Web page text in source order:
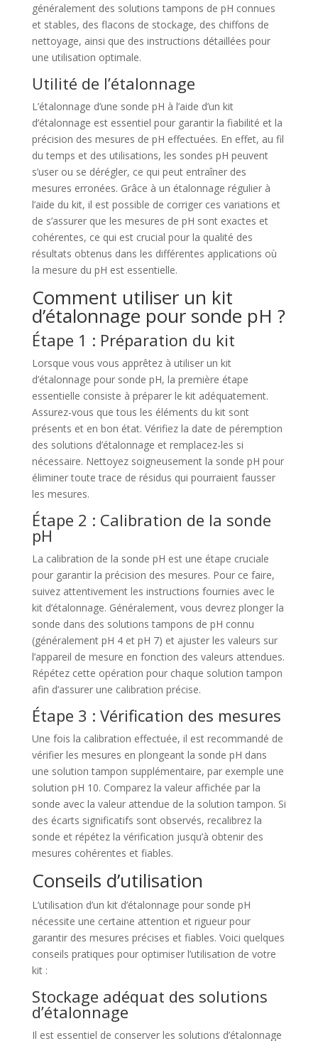
généralement des solutions tampons de pH connues
et stables, des flacons de stockage, des chiffons de
nettoyage, ainsi que des instructions détaillées pour
une utilisation optimale.
Utilité de l’étalonnage
L’étalonnage d’une sonde pH à l’aide d’un kit
d’étalonnage est essentiel pour garantir la fiabilité et la
précision des mesures de pH effectuées. En effet, au fil
du temps et des utilisations, les sondes pH peuvent
s’user ou se dérégler, ce qui peut entraîner des
mesures erronées. Grâce à un étalonnage régulier à
l’aide du kit, il est possible de corriger ces variations et
de s’assurer que les mesures de pH sont exactes et
cohérentes, ce qui est crucial pour la qualité des
résultats obtenus dans les différentes applications où
la mesure du pH est essentielle.
Comment utiliser un kit
d’étalonnage pour sonde pH ?
Étape 1 : Préparation du kit
Lorsque vous vous apprêtez à utiliser un kit
d’étalonnage pour sonde pH, la première étape
essentielle consiste à préparer le kit adéquatement.
Assurez-vous que tous les éléments du kit sont
présents et en bon état. Vérifiez la date de péremption
des solutions d’étalonnage et remplacez-les si
nécessaire. Nettoyez soigneusement la sonde pH pour
éliminer toute trace de résidus qui pourraient fausser
les mesures.
Étape 2 : Calibration de la sonde
pH
La calibration de la sonde pH est une étape cruciale
pour garantir la précision des mesures. Pour ce faire,
suivez attentivement les instructions fournies avec le
kit d’étalonnage. Généralement, vous devrez plonger la
sonde dans des solutions tampons de pH connu
(généralement pH 4 et pH 7) et ajuster les valeurs sur
l’appareil de mesure en fonction des valeurs attendues.
Répétez cette opération pour chaque solution tampon
afin d’assurer une calibration précise.
Étape 3 : Vérification des mesures
Une fois la calibration effectuée, il est recommandé de
vérifier les mesures en plongeant la sonde pH dans
une solution tampon supplémentaire, par exemple une
solution pH 10. Comparez la valeur affichée par la
sonde avec la valeur attendue de la solution tampon. Si
des écarts significatifs sont observés, recalibrez la
sonde et répétez la vérification jusqu’à obtenir des
mesures cohérentes et fiables.
Conseils d’utilisation
L’utilisation d’un kit d’étalonnage pour sonde pH
nécessite une certaine attention et rigueur pour
garantir des mesures précises et fiables. Voici quelques
conseils pratiques pour optimiser l’utilisation de votre
kit :
Stockage adéquat des solutions
d’étalonnage
Il est essentiel de conserver les solutions d’étalonnage